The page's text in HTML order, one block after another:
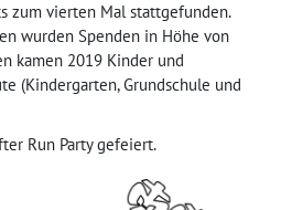
zum vierten Mal stattgefunden.
wurden Spenden in Höhe von
kamen 2019 Kinder und
(Kindergarten, Grundschule und
Run Party gefeiert.